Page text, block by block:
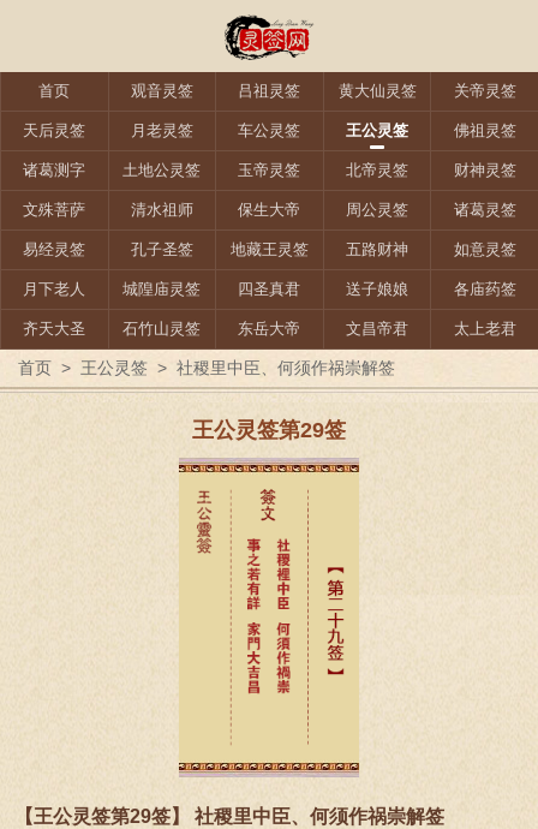
首页 观音灵签 吕祖灵签 黄大仙灵签 关帝灵签
天后灵签 月老灵签 车公灵签 王公灵签 佛祖灵签
诸葛测字 土地公灵签 玉帝灵签 北帝灵签 财神灵签
文殊菩萨 清水祖师 保生大帝 周公灵签 诸葛灵签
易经灵签 孔子圣签 地藏王灵签 五路财神 如意灵签
月下老人 城隍庙灵签 四圣真君 送子娘娘 各庙药签
齐天大圣 石竹山灵签 东岳大帝 文昌帝君 太上老君
首页 > 王公灵签 > 社稷里中臣、何须作祸崇解签
王公灵签第29签
【王公灵签第29签】 社稷里中臣、何须作祸崇解签